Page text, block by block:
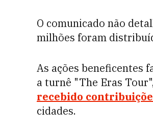
O comunicado não
milhões foram
As ações beneficentes
a turnê "The Eras
recebido
cidades.